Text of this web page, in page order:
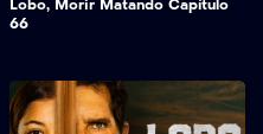
Lobo, Morir Matando Capítulo
66